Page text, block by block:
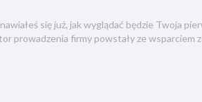
się już, jak wyglądać będzie Twoja
prowadzenia firmy powstały ze wsparciem